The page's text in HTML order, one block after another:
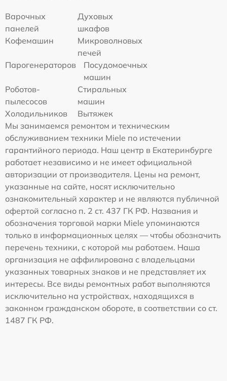
Варочных
панелей
Духовых
шкафов
Кофемашин
Микроволновых
печей
Парогенераторов
Посудомоечных
машин
Роботов-
пылесосов
Стиральных
машин
Холодильников
Вытяжек
Мы занимаемся ремонтом и техническим
обслуживанием техники Miele по истечении
гарантийного периода. Наш центр в Екатеринбурге
работает независимо и не имеет официальной
авторизации от производителя. Цены на ремонт,
указанные на сайте, носят исключительно
ознакомительный характер и не являются публичной
офертой согласно п. 2 ст. 437 ГК РФ. Названия и
обозначения торговой марки Miele упоминаются
только в информационных целях — чтобы обозначить
перечень техники, с которой мы работаем. Наша
организация не аффилирована с владельцами
указанных товарных знаков и не представляет их
интересы. Все виды ремонтных работ выполняются
исключительно на устройствах, находящихся в
законном гражданском обороте, в соответствии со ст.
1487 ГК РФ.